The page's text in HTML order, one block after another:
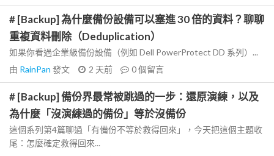
# [Backup] 為什麼備份設備可以塞進 30 倍的資料？聊聊
重複資料刪除（Deduplication）
如果你看過企業級備份設備（例如 Dell PowerProtect DD 系列）...
由 RainPan 發文 2 天前 0個留言
# [Backup] 備份界最常被跳過的一步：還原演練，以及
為什麼「沒演練過的備份」等於沒備份
這個系列第4篇聊過「有備份不等於救得回來」，今天把這個主題收
尾：怎麼確定救得回來...